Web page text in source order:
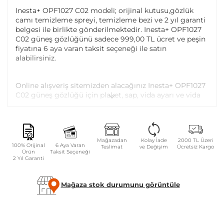
100% Orijinal
Ürün
2 Yıl Garanti
6 Aya Varan
Taksit Seçeneği
Mağazadan
Teslimat
Kolay İade
ve Değişim
2000 TL Üzeri
Ücretsiz Kargo
Mağaza stok durumunu görüntüle
Inesta+ OPF1027 C02 modeli; orijinal kutusu,gözlük
camı temizleme spreyi, temizleme bezi ve 2 yıl garanti
belgesi ile birlikte gönderilmektedir. Inesta+ OPF1027
C02 güneş gözlüğünü sadece 999,00 TL ücret ve peşin
fiyatına 6 aya varan taksit seçeneği ile satın
alabilirsiniz.
Online alışveriş sitemizden alacağınız Inesta+ OPF1027
C02 güneş gözlüğü için plaket, sap, vida ayarı ve vida
Garanti kapsamı dışındaki parça değişim ve bakım
işlemleriniz ise parça ücreti karşılığında yapılmaktadır.
GÜVENLIK UYARILARI
Gözlüğü tek elle takıp çıkartmayınız.